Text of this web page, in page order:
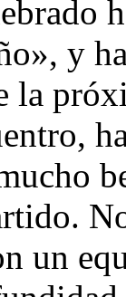
y
la
un